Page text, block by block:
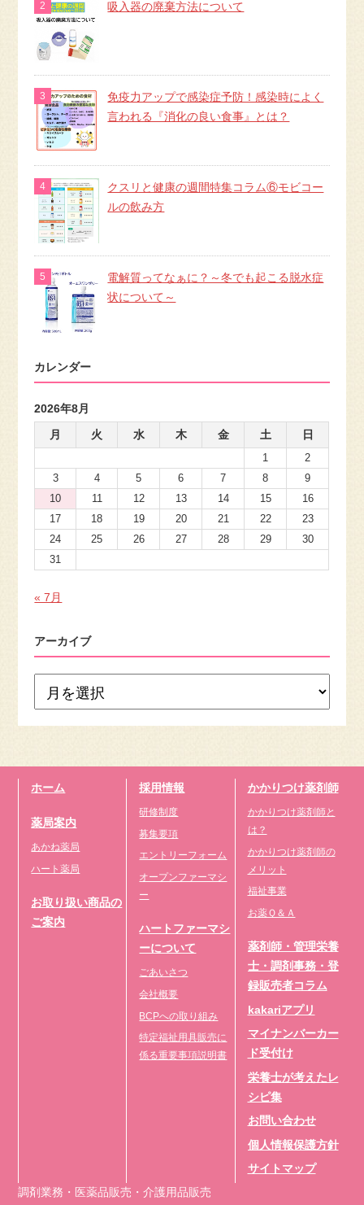
吸入器の廃棄方法について
免疫力アップで感染症予防！感染時によく
言われる『消化の良い食事』とは？
クスリと健康の週間特集コラム⑥モビコー
ルの飲み方
電解質ってなぁに？～冬でも起こる脱水症
状について～
カレンダー
2026年8月
月
火 水 木 金 土 日
1
2
3
4 5 6 7 8
9
10
11 12 13 14 15
16
17
18 19 20 21 22
23
24
25 26 27 28 29
30
31
« 7月
アーカイブ
ホーム
薬局案内
あかね薬局
ハート薬局
お取り扱い商品の
ご案内
採用情報
研修制度
募集要項
エントリーフォーム
オープンファーマシ
ー
ハートファーマシ
ーについて
ごあいさつ
会社概要
BCPへの取り組み
特定福祉用具販売に
係る重要事項説明書
かかりつけ薬剤師
かかりつけ薬剤師と
は？
かかりつけ薬剤師の
メリット
福祉事業
お薬Ｑ＆Ａ
薬剤師・管理栄養
士・調剤事務・登
録販売者コラム
kakariアプリ
マイナンバーカー
ド受付け
栄養士が考えたレ
シピ集
お問い合わせ
個人情報保護方針
サイトマップ
調剤業務・医薬品販売・介護用品販売